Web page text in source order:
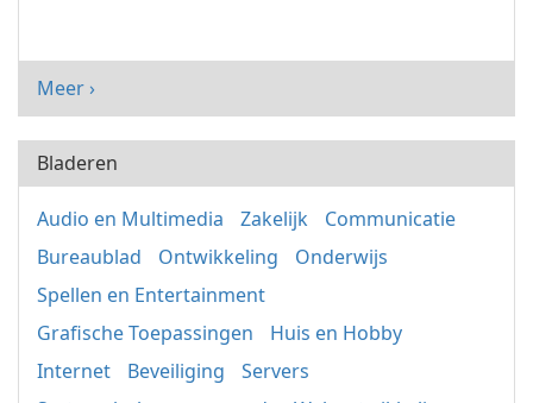
Meer ›
Bladeren
Audio en Multimedia Zakelijk
Communicatie
Bureaublad
Ontwikkeling
Onderwijs
Spellen en Entertainment
Grafische Toepassingen
Huis en Hobby
Internet
Beveiliging
Servers